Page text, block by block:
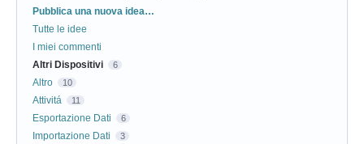
Categorie
Pubblica una nuova idea…
Tutte le idee
I miei commenti
Altri Dispositivi
6
Altro 10
Attivitá 11
Esportazione Dati 6
Importazione Dati 3